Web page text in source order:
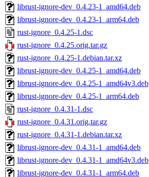
librust-ignore-dev_0.4.23-1_amd64.deb
librust-ignore-dev_0.4.23-1_arm64.deb
rust-ignore_0.4.25-1.dsc
rust-ignore_0.4.25.orig.tar.gz
rust-ignore_0.4.25-1.debian.tar.xz
librust-ignore-dev_0.4.25-1_amd64.deb
librust-ignore-dev_0.4.25-1_amd64v3.deb
librust-ignore-dev_0.4.25-1_arm64.deb
rust-ignore_0.4.31-1.dsc
rust-ignore_0.4.31.orig.tar.gz
rust-ignore_0.4.31-1.debian.tar.xz
librust-ignore-dev_0.4.31-1_amd64.deb
librust-ignore-dev_0.4.31-1_amd64v3.deb
librust-ignore-dev_0.4.31-1_arm64.deb